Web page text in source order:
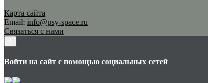
Карта сайта
Email: info@psy-space.ru
Связаться с нами
Войти на сайт с помощью социальных сетей